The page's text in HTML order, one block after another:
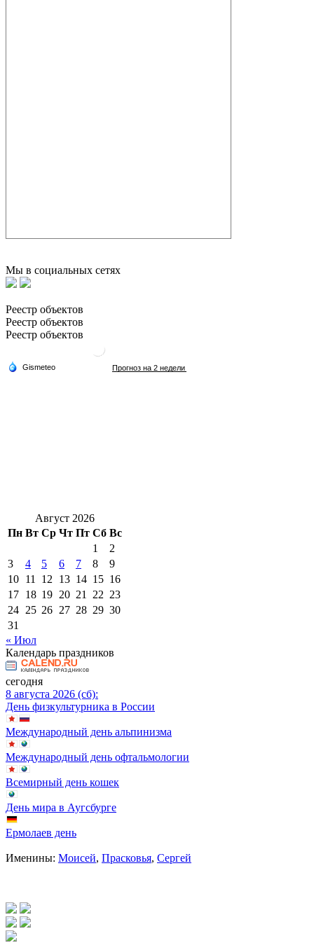
Мы в социальных сетях
Реестр объектов
Реестр объектов
Реестр объектов
Август 2026
Пн Вт Ср Чт Пт Сб Вс
1
2
3
4 5 6 7 8
9
10 11 12 13 14 15 16
17 18 19 20 21 22 23
24 25 26 27 28 29 30
31
« Июл
Календарь праздников
сегодня
8 августа 2026 (сб):
День физкультурника в России
Международный день альпинизма
Международный день офтальмологии
Всемирный день кошек
День мира в Аугсбурге
Ермолаев день
Именины: Моисей, Прасковья, Сергей